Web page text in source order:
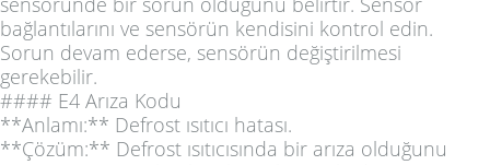
bağlantılarını ve sensörün kendisini kontrol edin.
Sorun devam ederse, sensörün değiştirilmesi
gerekebilir.
#### E4 Arıza Kodu
**Anlamı:** Defrost ısıtıcı hatası.
**Çözüm:** Defrost ısıtıcısında bir arıza olduğunu